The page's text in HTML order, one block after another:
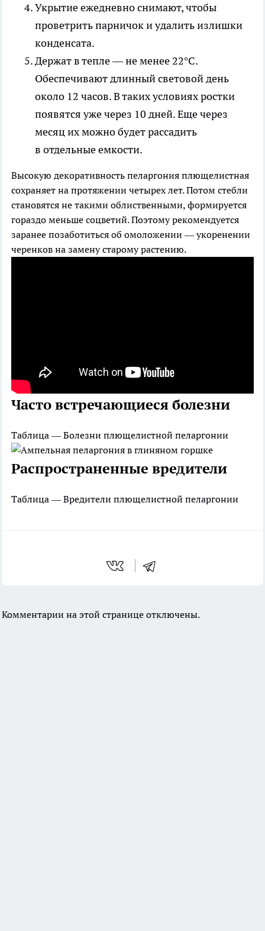
Укрытие ежедневно снимают, чтобы
проветрить парничок и удалить излишки
конденсата.
Держат в тепле — не менее 22°С.
Обеспечивают длинный световой день
около 12 часов. В таких условиях ростки
появятся уже через 10 дней. Еще через
месяц их можно будет рассадить
в отдельные емкости.
Высокую декоративность пеларгония плющелистная
сохраняет на протяжении четырех лет. Потом стебли
становятся не такими облиственными, формируется
гораздо меньше соцветий. Поэтому рекомендуется
заранее позаботиться об омоложении — укоренении
черенков на замену старому растению.
Часто встречающиеся болезни
Таблица — Болезни плющелистной пеларгонии
Распространенные вредители
Таблица — Вредители плющелистной пеларгонии
Комментарии на этой странице отключены.